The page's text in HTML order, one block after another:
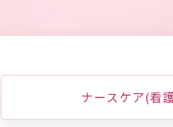
ナースケア(看